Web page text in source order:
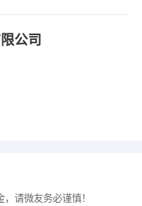
公司
请微友务必谨慎！